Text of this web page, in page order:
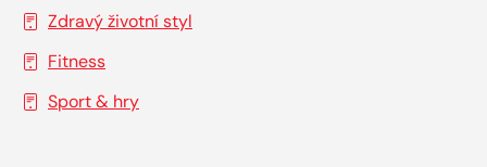
Zdravý životní styl
Fitness
Sport & hry